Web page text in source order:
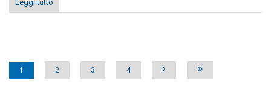
Leggi tutto
Pages
1 2 3 4 › »